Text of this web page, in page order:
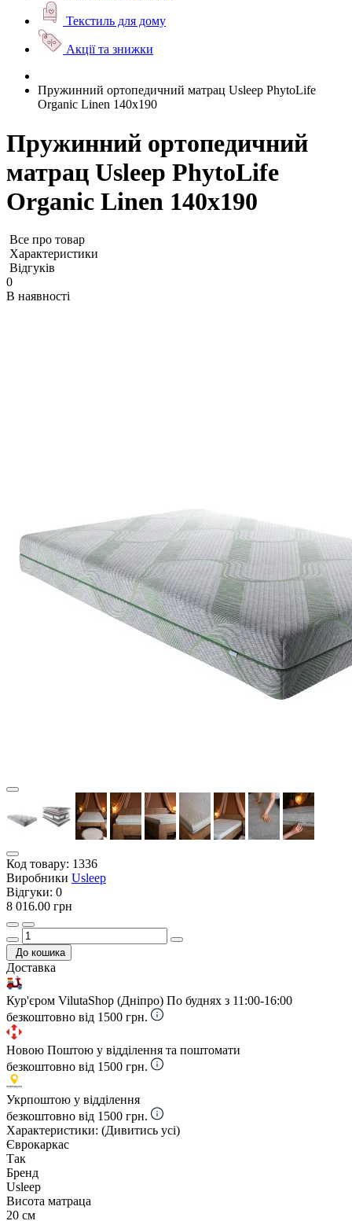
Текстиль для дому
Акції та знижки
Пружинний ортопедичний матрац Usleep PhytoLife
Organic Linen 140x190
Пружинний ортопедичний
матрац Usleep PhytoLife
Organic Linen 140x190
Все про товар
Характеристики
Відгуків
0
В наявності
Код товару: 1336
Виробники Usleep
Відгуки: 0
8 016.00 грн
До кошика
Доставка
Кур'єром VilutaShop (Дніпро) По буднях з 11:00-16:00
безкоштовно від 1500 грн.
Новою Поштою у відділення та поштомати
безкоштовно від 1500 грн.
Укрпоштою у відділення
безкоштовно від 1500 грн.
Характеристики: (Дивитись усі)
Єврокаркас
Так
Бренд
Usleep
Висота матраца
20 см